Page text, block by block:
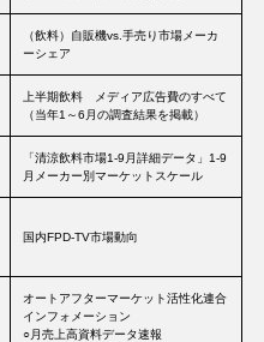
（飲料）自販機vs.手売り市場メーカ
ーシェア
上半期飲料 メディア広告費のすべて
（当年1～6月の調査結果を掲載）
「清涼飲料市場1-9月詳細データ」1-9
月メーカー別マーケットスケール
国内FPD-TV市場動向
オートアフターマーケット活性化連合
インフォメーション
○月売上高資料データ速報